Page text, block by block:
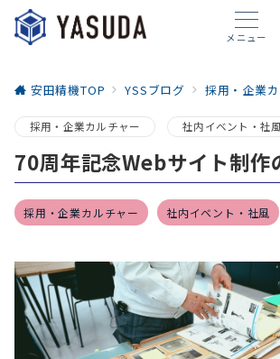
メニュー
安田精機TOP YSSブログ 採用・企業
採用・企業カルチャー 社内イベント・社風
70周年記念Webサイト制作
採用・企業カルチャー 社内イベント・社風